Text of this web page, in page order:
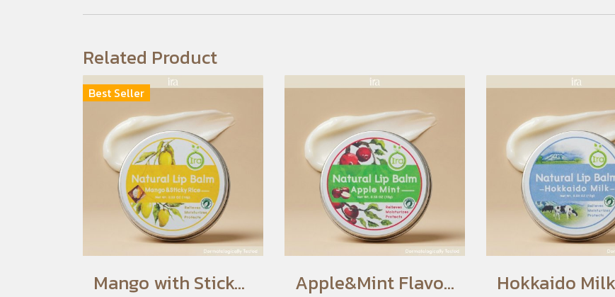
Related Product
Best Seller
Mango with Sticky Rice Flavored Lip Balm Apple&Mint Flavored Lip Balm